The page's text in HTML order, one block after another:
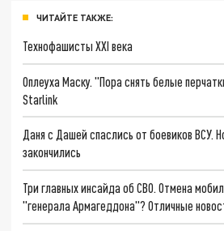
ЧИТАЙТЕ ТАКЖЕ:
Технофашисты XXI века
Оплеуха Маску. "Пора снять белые
Starlink
Даня с Дашей спаслись от боевиков ВСУ.
закончились
Три главных инсайда об СВО. Отмена
"генерала Армагеддона"? Отличные